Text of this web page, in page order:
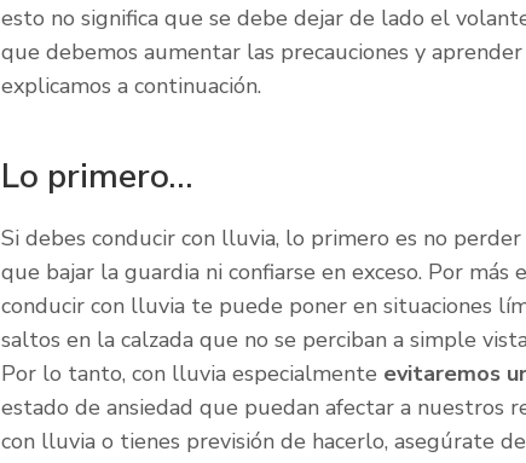
esto no significa que se debe dejar de lado el
que debemos aumentar las precauciones y
explicamos a continuación.
Lo primero...
Si debes conducir con lluvia, lo primero es no
que bajar la guardia ni confiarse en exceso. Por
conducir con lluvia te puede poner en situaciones
saltos en la calzada que no se perciban a simple
Por lo tanto, con lluvia especialmente evitaremos
estado de ansiedad que puedan afectar a nuestros
con lluvia o tienes previsión de hacerlo, asegúrate